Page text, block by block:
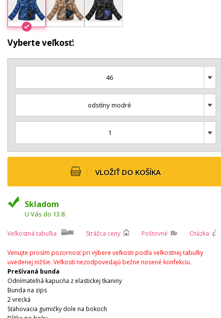
Vyberte veľkosť:
46
odstíny modré
1
VLOŽIŤ DO KOŠÍKA
Skladom
U Vás do 13.8.
Veľkostná tabuľka Strážca ceny Poštovné Otázka
Venujte prosím pozornosť pri výbere veľkosti podľa veľkostnej tabuľky
uvedenej nižšie. Veľkosti nezodpovedajú bežne nosené konfekciu.
Prešívaná bunda
Odnímateľná kapucňa z elastickej tkaniny
Bunda na zips
2 vrecká
Sťahovacia gumičky dole na bokoch